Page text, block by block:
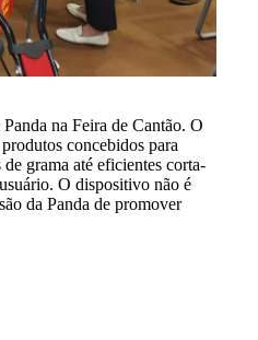
na Feira de Cantão. O
concebidos para
grama até eficientes corta-
O dispositivo não é
da Panda de promover